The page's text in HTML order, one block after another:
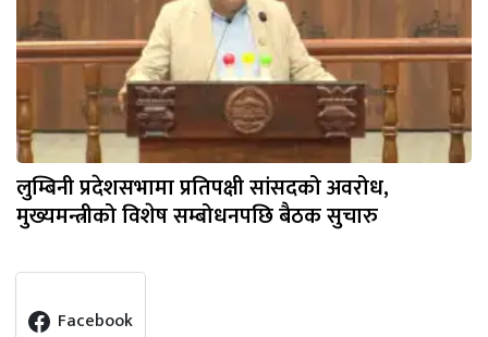
लुम्बिनी प्रदेशसभामा प्रतिपक्षी सांसदको अवरोध,
मुख्यमन्त्रीको विशेष सम्बोधनपछि बैठक सुचारु
Facebook